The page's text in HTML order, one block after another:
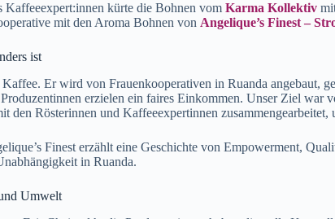
Kaffeeexpert:innen kürte die Bohnen vomKarma Kollektiv
mit den Aroma Bohnen von Angelique’s Finest –
ist
Er wird von Frauenkooperativen in Ruanda angebaut,
erzielen ein faires Einkommen. Unser Ziel war
den Rösterinnen und Kaffeeexpertinnen zusammengearbeitet,
Finest erzählt eine Geschichte von Empowerment,
in Ruanda.
Umwelt